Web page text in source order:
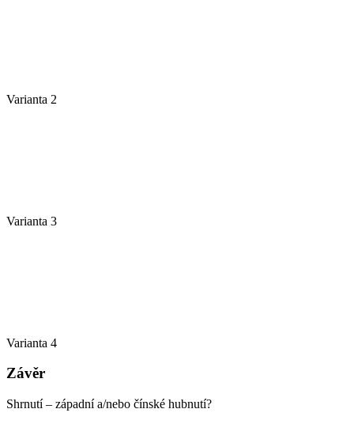
Varianta 2
Varianta 3
Varianta 4
Závěr
Shrnutí – západní a/nebo čínské hubnutí?